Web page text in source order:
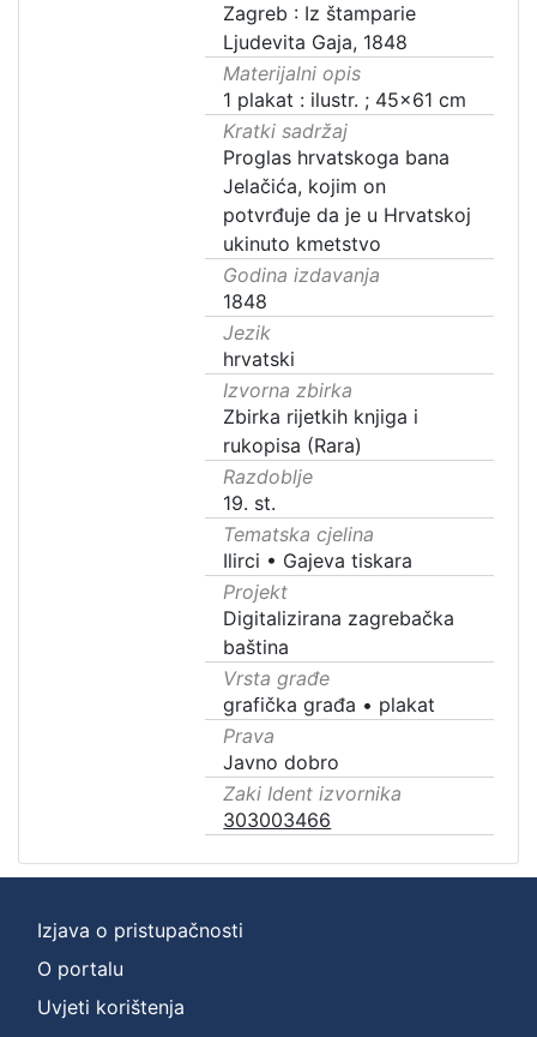
Zagreb : Iz štamparie
Ljudevita Gaja, 1848
Materijalni opis
1 plakat : ilustr. ; 45x61 cm
Kratki sadržaj
Proglas hrvatskoga bana
Jelačića, kojim on
potvrđuje da je u Hrvatskoj
ukinuto kmetstvo
Godina izdavanja
1848
Jezik
hrvatski
Izvorna zbirka
Zbirka rijetkih knjiga i
rukopisa (Rara)
Razdoblje
19. st.
Tematska cjelina
Ilirci • Gajeva tiskara
Projekt
Digitalizirana zagrebačka
baština
Vrsta građe
grafička građa • plakat
Prava
Javno dobro
Zaki Ident izvornika
303003466
Izjava o pristupačnosti
O portalu
Uvjeti korištenja